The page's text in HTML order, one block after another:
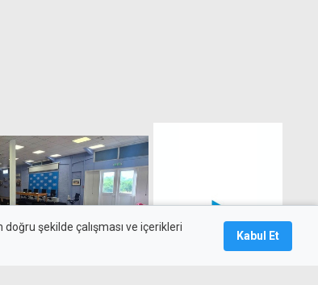
şekilde çalışması ve içerikleri
Kabul Et